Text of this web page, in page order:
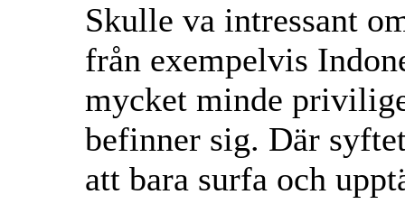
Skulle va intressant
från exempelvis
mycket minde
befinner sig. Där
att bara surfa och